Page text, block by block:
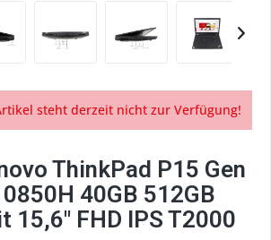
steht derzeit nicht zur Verfügung!
ThinkPad P15 Gen
40GB 512GB
15,6" FHD IPS T2000